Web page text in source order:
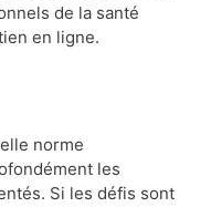
de la santé
en ligne.
norme
les
Si les défis sont